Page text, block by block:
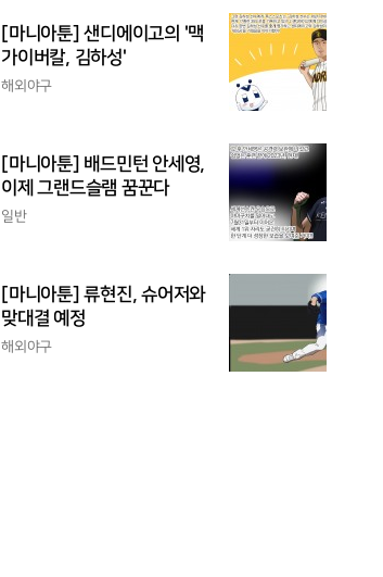
[마니아툰] 샌디에이고의 '맥
가이버칼, 김하성'
해외야구
[마니아툰] 배드민턴 안세영,
이제 그랜드슬램 꿈꾼다
일반
[마니아툰] 류현진, 슈어저와
맞대결 예정
해외야구